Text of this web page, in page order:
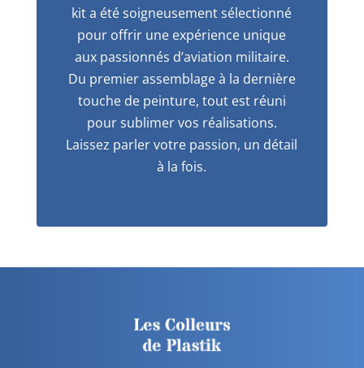
kit a été soigneusement sélectionné
pour offrir une expérience unique
aux passionnés d’aviation militaire.
Du premier assemblage à la dernière
touche de peinture, tout est réuni
pour sublimer vos réalisations.
Laissez parler votre passion, un détail
à la fois.